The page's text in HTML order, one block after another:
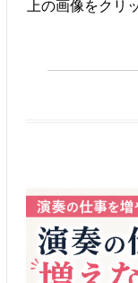
上の画像をクリ